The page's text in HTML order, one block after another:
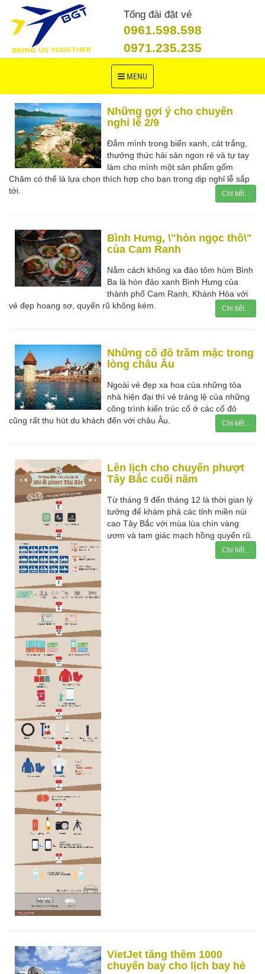
Tổng đài đặt vé
0961.598.598
0971.235.235
Toggle
navigation
MENU
Những gợi ý cho chuyến
nghỉ lễ 2/9
Đắm mình trong biển xanh, cát trắng,
thưởng thức hải sản ngon rẻ và tự tay
làm cho mình một sản phẩm gốm
Chăm có thể là lựa chọn thích hợp cho bạn trong dịp nghỉ lễ sắp
tới.
Chi tiết...
Bình Hưng, \"hòn ngọc thô\"
của Cam Ranh
Nằm cách không xa đảo tôm hùm Bình
Ba là hòn đảo xanh Bình Hưng của
thành phố Cam Ranh, Khánh Hòa với
vẻ đẹp hoang sơ, quyến rũ không kém.
Chi tiết...
Những cố đô trầm mặc trong
lòng châu Âu
Ngoài vẻ đẹp xa hoa của những tòa
nhà hiện đại thì vẻ tráng lệ của những
công trình kiến trúc cổ ở các cố đô
cũng rất thu hút du khách đến với châu Âu.
Chi tiết...
Lên lịch cho chuyến phượt
Tây Bắc cuối năm
Từ tháng 9 đến tháng 12 là thời gian lý
tưởng để khám phá các tỉnh miền núi
cao Tây Bắc với mùa lúa chín vàng
ươm và tam giác mạch hồng quyến rũ.
Chi tiết...
VietJet tăng thêm 1000
chuyến bay cho lịch bay hè